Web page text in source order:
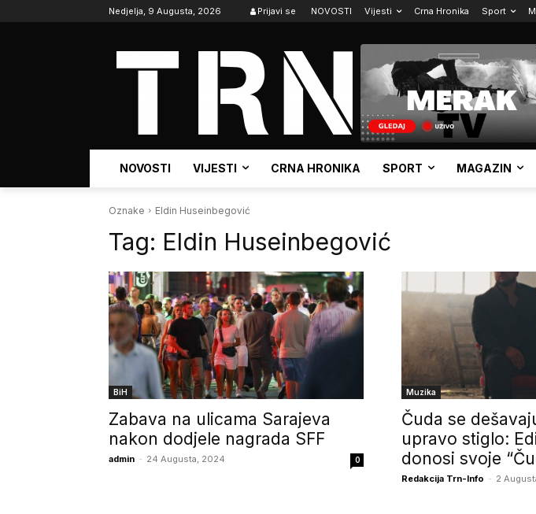
Nedjelja, 9 Augusta, 2026 Prijavi se NOVOSTI Vijesti Crna Hronika Sport
NOVOSTI VIJESTI CRNA HRONIKA SPORT MAGAZIN
Oznake Eldin Huseinbegović
Tag: Eldin Huseinbegović
BiH
Zabava na ulicama Sarajeva
nakon dodjele nagrada SFF
admin - 24 Augusta, 2024 0
Muzika
Čuda se
upravo stiglo:
donosi svoje
Redakcija Trn-Info - 2